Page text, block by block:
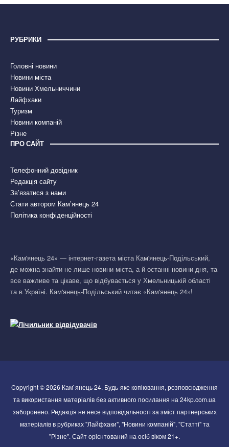
РУБРИКИ
Головні новини
Новини міста
Новини Хмельниччини
Лайфхаки
Туризм
Новини компаній
Різне
ПРО САЙТ
Телефонний довідник
Редакція сайту
Зв’язатися з нами
Стати автором Кам’янець 24
Політика конфіденційності
«Кам'янець 24» — інтернет-газета міста Кам'янець-Подільський,
де можна знайти не лише новини міста, а й останні новини дня, та
все важливе та цікаве, що відбувається у Хмельницькій області
та в Україні. Кам'янець-Подільський читає «Кам'янець 24»!
Copyright © 2026 Кам`янець 24. Будь-яке копіювання, розповсюдження
та використання матеріалів без активного посилання на 24kp.com.ua
заборонено. Редакція не несе відповідальності за зміст партнерських
матеріалів в рубриках "Лайфхаки", "Новини компаній", "Статті" та
"Різне". Сайт орієнтований на осіб віком 21+.